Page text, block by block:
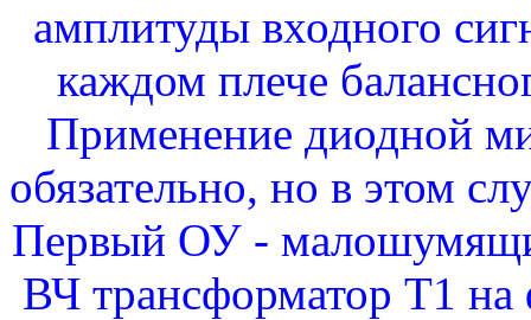
амплитуды входного
каждом плече
Применение диодной
обязательно, но в этом
Первый ОУ -
ВЧ трансформатор Т1